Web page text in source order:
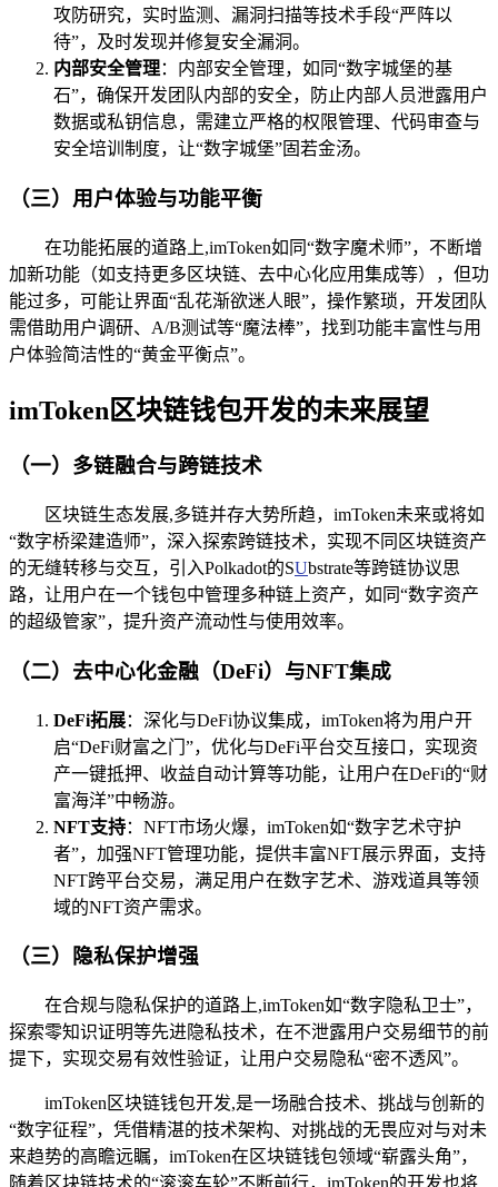
攻防研究，实时监测、漏洞扫描等技术手段“严阵以
待”，及时发现并修复安全漏洞。
内部安全管理：内部安全管理，如同“数字城堡的基
石”，确保开发团队内部的安全，防止内部人员泄露用户
数据或私钥信息，需建立严格的权限管理、代码审查与
安全培训制度，让“数字城堡”固若金汤。
（三）用户体验与功能平衡
在功能拓展的道路上,imToken如同“数字魔术师”，不断增
加新功能（如支持更多区块链、去中心化应用集成等），但功
能过多，可能让界面“乱花渐欲迷人眼”，操作繁琐，开发团队
需借助用户调研、A/B测试等“魔法棒”，找到功能丰富性与用
户体验简洁性的“黄金平衡点”。
imToken区块链钱包开发的未来展望
（一）多链融合与跨链技术
区块链生态发展,多链并存大势所趋，imToken未来或将如
“数字桥梁建造师”，深入探索跨链技术，实现不同区块链资产
的无缝转移与交互，引入Polkadot的SUbstrate等跨链协议思
路，让用户在一个钱包中管理多种链上资产，如同“数字资产
的超级管家”，提升资产流动性与使用效率。
（二）去中心化金融（DeFi）与NFT集成
DeFi拓展：深化与DeFi协议集成，imToken将为用户开
启“DeFi财富之门”，优化与DeFi平台交互接口，实现资
产一键抵押、收益自动计算等功能，让用户在DeFi的“财
富海洋”中畅游。
NFT支持：NFT市场火爆，imToken如“数字艺术守护
者”，加强NFT管理功能，提供丰富NFT展示界面，支持
NFT跨平台交易，满足用户在数字艺术、游戏道具等领
域的NFT资产需求。
（三）隐私保护增强
在合规与隐私保护的道路上,imToken如“数字隐私卫士”，
探索零知识证明等先进隐私技术，在不泄露用户交易细节的前
提下，实现交易有效性验证，让用户交易隐私“密不透风”。
imToken区块链钱包开发,是一场融合技术、挑战与创新的
“数字征程”，凭借精湛的技术架构、对挑战的无畏应对与对未
来趋势的高瞻远瞩，imToken在区块链钱包领域“崭露头角”，
随着区块链技术的“滚滚车轮”不断前行，imToken的开发也将